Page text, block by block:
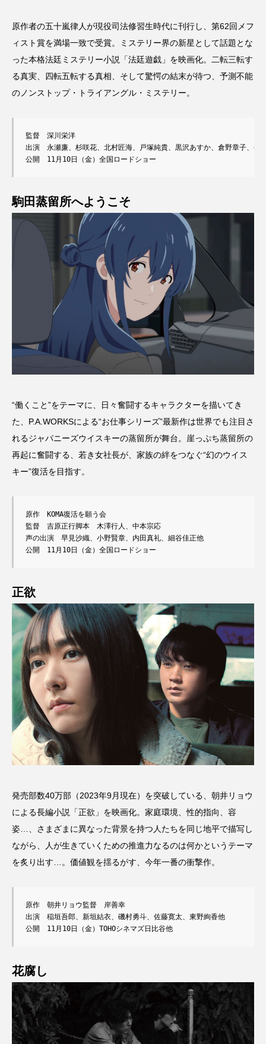
原作者の五⼗嵐律⼈が現役司法修習生時代に刊行し、第62回メフ
ィスト賞を満場一致で受賞。ミステリー界の新星として話題とな
った本格法廷ミステリー小説「法廷遊戯」を映画化。二転三転す
る真実、四転五転する真相、そして驚愕の結末が待つ、予測不能
のノンストップ・トライアングル・ミステリー。
監督　深川栄洋
出演　永瀬廉、杉咲花、北村匠海、戸塚純貴、黒沢あすか、倉野章子、
公開　11月10日（金）全国ロードショー
駒田蒸留所へようこそ
“働くこと”をテーマに、日々奮闘するキャラクターを描いてき
た、P.A.WORKSによる“お仕事シリーズ”最新作は世界でも注目さ
れるジャパニーズウイスキーの蒸留所が舞台。崖っぷち蒸留所の
再起に奮闘する、若き女社長が、家族の絆をつなぐ“幻のウイス
キー”復活を目指す。
原作　KOMA復活を願う会
監督　吉原正行脚本　木澤行人、中本宗応
声の出演　早見沙織、小野賢章、内田真礼、細谷佳正他
公開　11月10日（金）全国ロードショー
正欲
発売部数40万部（2023年9月現在）を突破している、朝井リョウ
による長編小説「正欲」を映画化。家庭環境、性的指向、容
姿…、さまざまに異なった背景を持つ人たちを同じ地平で描写し
ながら、人が生きていくための推進力なるのは何かというテーマ
を炙り出す…。価値観を揺るがす、今年一番の衝撃作。
原作　朝井リョウ監督　岸善幸
出演　稲垣吾郎、新垣結衣、磯村勇斗、佐藤寛太、東野絢香他
公開　11月10日（金）TOHOシネマズ日比谷他
花腐し